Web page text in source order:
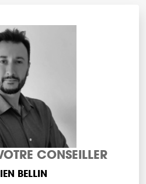
CONSEILLER
BELLIN